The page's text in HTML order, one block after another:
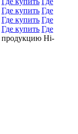
Где купить Где
Где купить Где
Где купить Где
продукцию Hi-